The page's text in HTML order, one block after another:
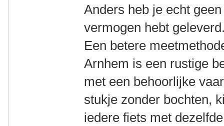
Anders heb je echt
vermogen hebt
Een betere
Arnhem is een rustige
met een behoorlijke
stukje zonder bochten,
iedere fiets met